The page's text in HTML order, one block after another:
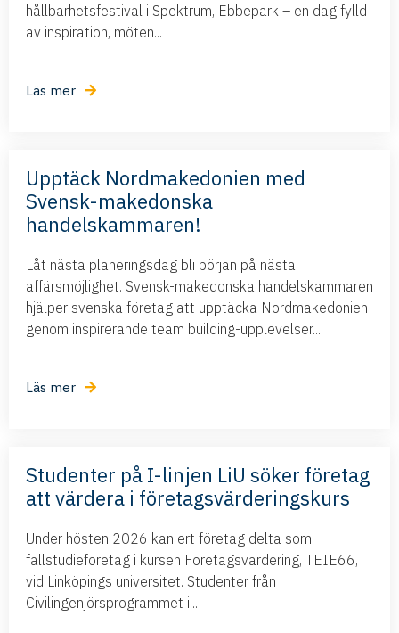
hållbarhetsfestival i Spektrum, Ebbepark – en dag fylld
av inspiration, möten...
Läs mer
Upptäck Nordmakedonien med
Svensk-makedonska
handelskammaren!
Låt nästa planeringsdag bli början på nästa
affärsmöjlighet. Svensk-makedonska handelskammaren
hjälper svenska företag att upptäcka Nordmakedonien
genom inspirerande team building-upplevelser...
Läs mer
Studenter på I-linjen LiU söker företag
att värdera i företagsvärderingskurs
Under hösten 2026 kan ert företag delta som
fallstudieföretag i kursen Företagsvärdering, TEIE66,
vid Linköpings universitet. Studenter från
Civilingenjörsprogrammet i...